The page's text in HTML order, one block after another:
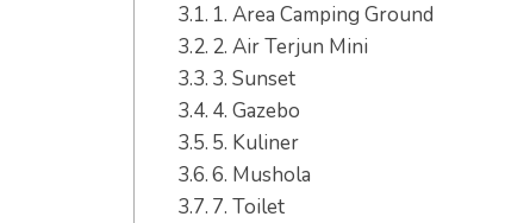
1. Area Camping Ground
2. Air Terjun Mini
3. Sunset
4. Gazebo
5. Kuliner
6. Mushola
7. Toilet